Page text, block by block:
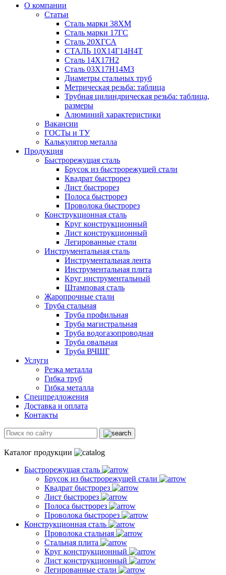
О компании
Статьи
Сталь марки 38ХМ
Сталь марки 17ГС
Сталь 20ХГСА
СТАЛЬ 10Х14Г14Н4Т
Сталь 14Х17Н2
Сталь 03Х17Н14М3
Диаметры стальных труб
Метрическая резьба: таблица
Трубная цилиндрическая резьба: таблица,
размеры
Алюминий характеристики
Вакансии
ГОСТы и ТУ
Калькулятор металла
Продукция
Быстрорежущая сталь
Брусок из быстрорежущей стали
Квадрат быстрорез
Лист быстрорез
Полоса быстрорез
Проволока быстрорез
Конструкционная сталь
Круг конструкционный
Лист конструкционный
Легированные стали
Инструментальная сталь
Инструментальная лента
Инструментальная плита
Круг инструментальный
Штамповая сталь
Жаропрочные стали
Труба стальная
Труба профильная
Труба магистральная
Труба водогазопроводная
Труба овальная
Труба ВЧШГ
Услуги
Резка металла
Гибка труб
Гибка металла
Спецпредложения
Доставка и оплата
Контакты
Каталог продукции
Быстрорежущая сталь
Брусок из быстрорежущей стали
Квадрат быстрорез
Лист быстрорез
Полоса быстрорез
Проволока быстрорез
Конструкционная сталь
Проволока стальная
Стальная плита
Круг конструкционный
Лист конструкционный
Легированные стали